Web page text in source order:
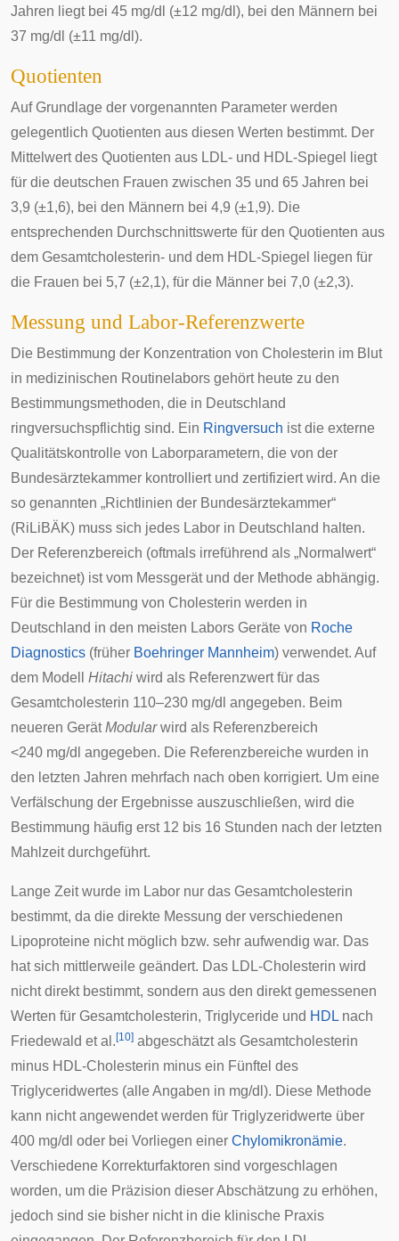
Jahren liegt bei 45 mg/dl (±12 mg/dl), bei den Männern bei
37 mg/dl (±11 mg/dl).
Quotienten
Auf Grundlage der vorgenannten Parameter werden
gelegentlich Quotienten aus diesen Werten bestimmt. Der
Mittelwert des Quotienten aus LDL- und HDL-Spiegel liegt
für die deutschen Frauen zwischen 35 und 65 Jahren bei
3,9 (±1,6), bei den Männern bei 4,9 (±1,9). Die
entsprechenden Durchschnittswerte für den Quotienten aus
dem Gesamtcholesterin- und dem HDL-Spiegel liegen für
die Frauen bei 5,7 (±2,1), für die Männer bei 7,0 (±2,3).
Messung und Labor-Referenzwerte
Die Bestimmung der Konzentration von Cholesterin im Blut
in medizinischen Routinelabors gehört heute zu den
Bestimmungsmethoden, die in Deutschland
ringversuchspflichtig sind. Ein Ringversuch ist die externe
Qualitätskontrolle von Laborparametern, die von der
Bundesärztekammer kontrolliert und zertifiziert wird. An die
so genannten „Richtlinien der Bundesärztekammer“
(RiLiBÄK) muss sich jedes Labor in Deutschland halten.
Der Referenzbereich (oftmals irreführend als „Normalwert“
bezeichnet) ist vom Messgerät und der Methode abhängig.
Für die Bestimmung von Cholesterin werden in
Deutschland in den meisten Labors Geräte von Roche
Diagnostics (früher Boehringer Mannheim) verwendet. Auf
dem Modell Hitachi wird als Referenzwert für das
Gesamtcholesterin 110–230 mg/dl angegeben. Beim
neueren GerätModularwird als Referenzbereich
<240 mg/dl angegeben. Die Referenzbereiche wurden in
den letzten Jahren mehrfach nach oben korrigiert. Um eine
Verfälschung der Ergebnisse auszuschließen, wird die
Bestimmung häufig erst 12 bis 16 Stunden nach der letzten
Mahlzeit durchgeführt.
Lange Zeit wurde im Labor nur das Gesamtcholesterin
bestimmt, da die direkte Messung der verschiedenen
Lipoproteine nicht möglich bzw. sehr aufwendig war. Das
hat sich mittlerweile geändert. Das LDL-Cholesterin wird
nicht direkt bestimmt, sondern aus den direkt gemessenen
Werten für Gesamtcholesterin, Triglyceride und HDL nach
Friedewald et al. [10] abgeschätzt als Gesamtcholesterin
minus HDL-Cholesterin minus ein Fünftel des
Triglyceridwertes (alle Angaben in mg/dl). Diese Methode
kann nicht angewendet werden für Triglyzeridwerte über
400 mg/dl oder bei Vorliegen einer Chylomikronämie.
Verschiedene Korrekturfaktoren sind vorgeschlagen
worden, um die Präzision dieser Abschätzung zu erhöhen,
jedoch sind sie bisher nicht in die klinische Praxis